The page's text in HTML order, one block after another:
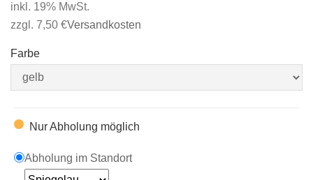
inkl. 19% MwSt.
zzgl. 7,50 €Versandkosten
Farbe
Nur Abholung möglich
Abholung im Standort